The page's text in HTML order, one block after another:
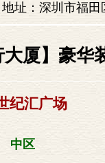
地址：深圳市福田
厦】豪华
纪汇广场
中区